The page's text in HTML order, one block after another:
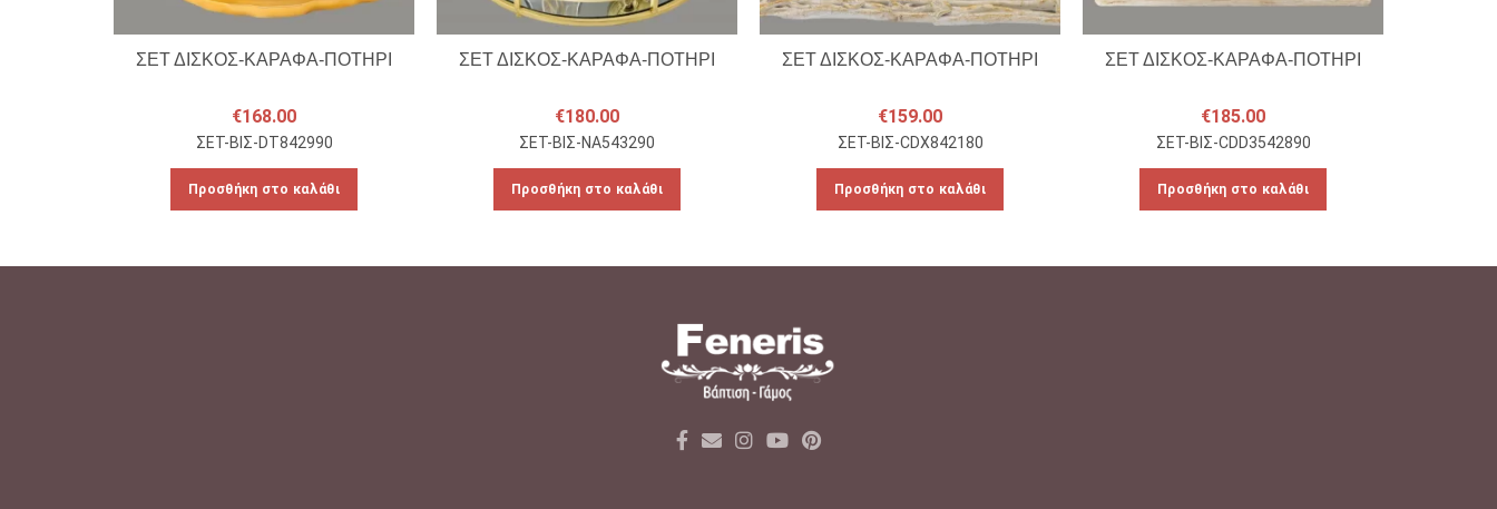
ΣΕΤ ΔΙΣΚΟΣ-ΚΑΡΑΦΑ-ΠΟΤΗΡΙ
€168.00
ΣΕΤ-ΒΙΣ-DT842990
Προσθήκη στο καλάθι
ΣΕΤ ΔΙΣΚΟΣ-ΚΑΡΑΦΑ-ΠΟΤΗΡΙ
€180.00
ΣΕΤ-ΒΙΣ-NA543290
Προσθήκη στο καλάθι
ΣΕΤ ΔΙΣΚΟΣ-ΚΑΡΑΦΑ-ΠΟΤΗΡΙ
€159.00
ΣΕΤ-ΒΙΣ-CDX842180
Προσθήκη στο καλάθι
ΣΕΤ ΔΙΣΚΟΣ-ΚΑΡΑΦΑ-ΠΟΤΗΡΙ
€185.00
ΣΕΤ-ΒΙΣ-CDD3542890
Προσθήκη στο καλάθι